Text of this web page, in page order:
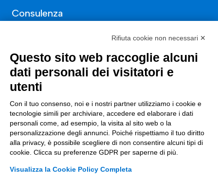
Consulenza
Finanza
Nuovi Mercati
Innovazione di prodotto e processo
Digital Marketing
Data & BI
Trasformazione Digitale
Compliance Normativa Integrata
Rifiuta cookie non necessari ✕
Questo sito web raccoglie alcuni
dati personali dei visitatori e
utenti
Con il tuo consenso, noi e i nostri partner utilizziamo i cookie e
tecnologie simili per archiviare, accedere ed elaborare i dati
personali come, ad esempio, la visita al sito web o la
personalizzazione degli annunci. Poiché rispettiamo il tuo diritto
alla privacy, è possibile scegliere di non consentire alcuni tipi di
cookie. Clicca su preferenze GDPR per saperne di più.
Visualizza la Cookie Policy Completa